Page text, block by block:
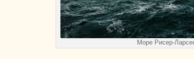
Море Рисер-